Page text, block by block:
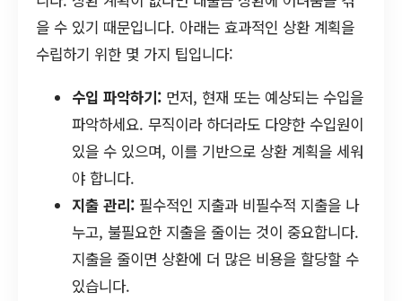
을 수 있기 때문입니다. 아래는 효과적인 상환 계획을
수립하기 위한 몇 가지 팁입니다:
수입 파악하기: 먼저, 현재 또는 예상되는 수입을
파악하세요. 무직이라 하더라도 다양한 수입원이
있을 수 있으며, 이를 기반으로 상환 계획을 세워
야 합니다.
지출 관리: 필수적인 지출과 비필수적 지출을 나
누고, 불필요한 지출을 줄이는 것이 중요합니다.
지출을 줄이면 상환에 더 많은 비용을 할당할 수
있습니다.